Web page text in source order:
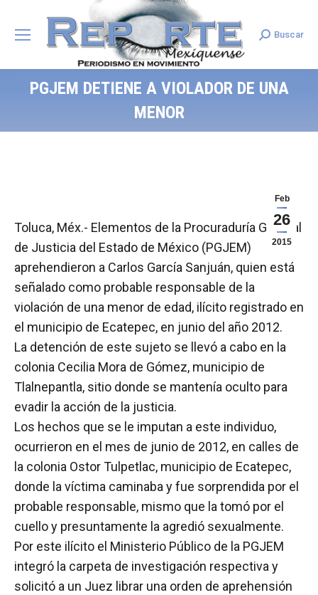
Search:
Buscar
PGJEM DETIENE A VIOLADOR DE UNA
MENOR
Feb
26
2015
Toluca, Méx.- Elementos de la Procuraduría General
de Justicia del Estado de México (PGJEM)
aprehendieron a Carlos García Sanjuán, quien está
señalado como probable responsable de la
violación de una menor de edad, ilícito registrado en
el municipio de Ecatepec, en junio del año 2012.
La detención de este sujeto se llevó a cabo en la
colonia Cecilia Mora de Gómez, municipio de
Tlalnepantla, sitio donde se mantenía oculto para
evadir la acción de la justicia.
Los hechos que se le imputan a este individuo,
ocurrieron en el mes de junio de 2012, en calles de
la colonia Ostor Tulpetlac, municipio de Ecatepec,
donde la víctima caminaba y fue sorprendida por el
probable responsable, mismo que la tomó por el
cuello y presuntamente la agredió sexualmente.
Por este ilícito el Ministerio Público de la PGJEM
integró la carpeta de investigación respectiva y
solicitó a un Juez librar una orden de aprehensión